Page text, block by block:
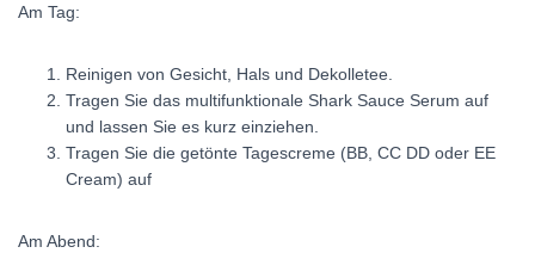
Am Tag:
Reinigen von Gesicht, Hals und Dekolletee.
Tragen Sie das multifunktionale Shark Sauce Serum auf
und lassen Sie es kurz einziehen.
Tragen Sie die getönte Tagescreme (BB, CC DD oder EE
Cream) auf
Am Abend: